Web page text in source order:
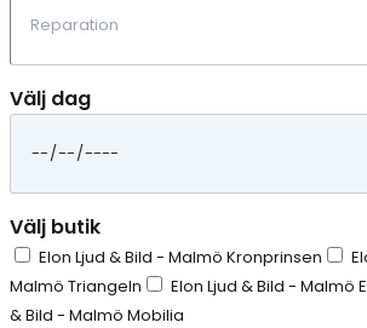
Välj dag
Välj butik
Elon Ljud & Bild - Malmö Kronprinsen
Malmö Triangeln
Elon Ljud & Bild - Malmö
& Bild - Malmö Mobilia